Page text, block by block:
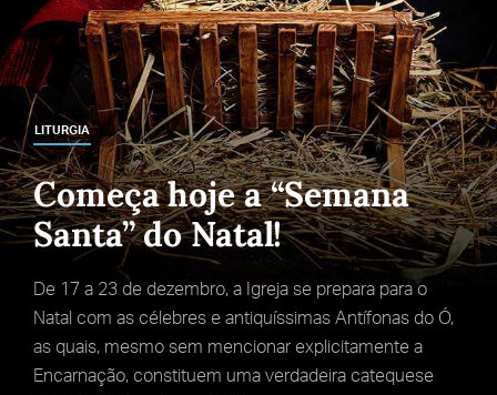
LITURGIA
Começa hoje a “Semana
Santa” do Natal!
De 17 a 23 de dezembro, a Igreja se prepara para o
Natal com as célebres e antiquíssimas Antífonas do Ó,
as quais, mesmo sem mencionar explicitamente a
Encarnação, constituem uma verdadeira catequese